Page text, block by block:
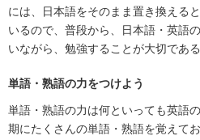
には、日本語をそのまま置き換える
いるので、普段から、日本語・英語
いながら、勉強することが大切である
単語・熟語の力をつけよう
単語・熟語の力は何といっても英語
期にたくさんの単語・熟語を覚えて